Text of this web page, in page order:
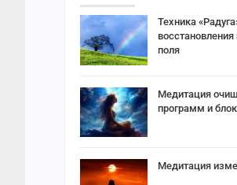
Техника
восстановления
поля
Медитация
программ и
Медитация